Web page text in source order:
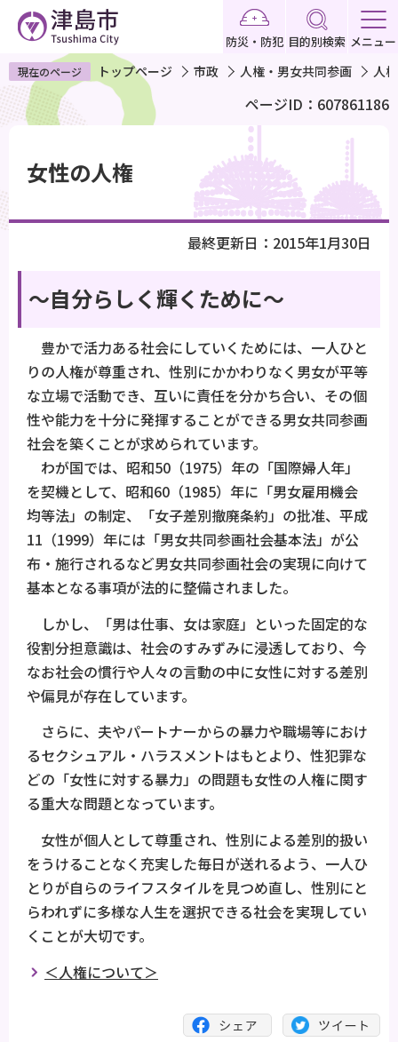
ペ
ー
ジ
で
す
防災・防犯 目的別検索 メニュー
現在のページ トップページ 市政 人権・男女共同参画 人
ページID：607861186
女性の人権
最終更新日：2015年1月30日
～自分らしく輝くために～
豊かで活力ある社会にしていくためには、一人ひと
りの人権が尊重され、性別にかかわりなく男女が平等
な立場で活動でき、互いに責任を分かち合い、その個
性や能力を十分に発揮することができる男女共同参画
社会を築くことが求められています。
わが国では、昭和50（1975）年の「国際婦人年」
を契機として、昭和60（1985）年に「男女雇用機会
均等法」の制定、「女子差別撤廃条約」の批准、平成
11（1999）年には「男女共同参画社会基本法」が公
布・施行されるなど男女共同参画社会の実現に向けて
基本となる事項が法的に整備されました。
しかし、「男は仕事、女は家庭」といった固定的な
役割分担意識は、社会のすみずみに浸透しており、今
なお社会の慣行や人々の言動の中に女性に対する差別
や偏見が存在しています。
さらに、夫やパートナーからの暴力や職場等におけ
るセクシュアル・ハラスメントはもとより、性犯罪な
どの「女性に対する暴力」の問題も女性の人権に関す
る重大な問題となっています。
女性が個人として尊重され、性別による差別的扱い
をうけることなく充実した毎日が送れるよう、一人ひ
とりが自らのライフスタイルを見つめ直し、性別にと
らわれずに多様な人生を選択できる社会を実現してい
くことが大切です。
＜人権について＞